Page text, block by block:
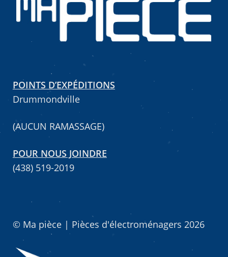
POINTS D’EXPÉDITIONS
Drummondville
(AUCUN RAMASSAGE)
POUR NOUS JOINDRE
(438) 519-2019
© Ma pièce | Pièces d'électroménagers 2026